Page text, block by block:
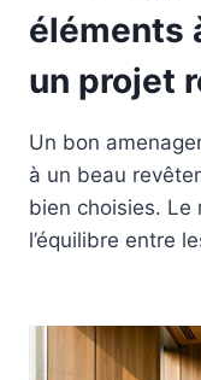
éléments
un projet
Un bon
à un beau
bien choisies.
l’équilibre entre